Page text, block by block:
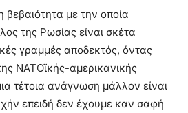
βεβαιότητα με την οποία
της Ρωσίας είναι σκέτα
γραμμές αποδεκτός, όντας
ΝΑΤΟϊκής-αμερικανικής
τέτοια ανάγνωση μάλλον είναι
επειδή δεν έχουμε καν σαφή